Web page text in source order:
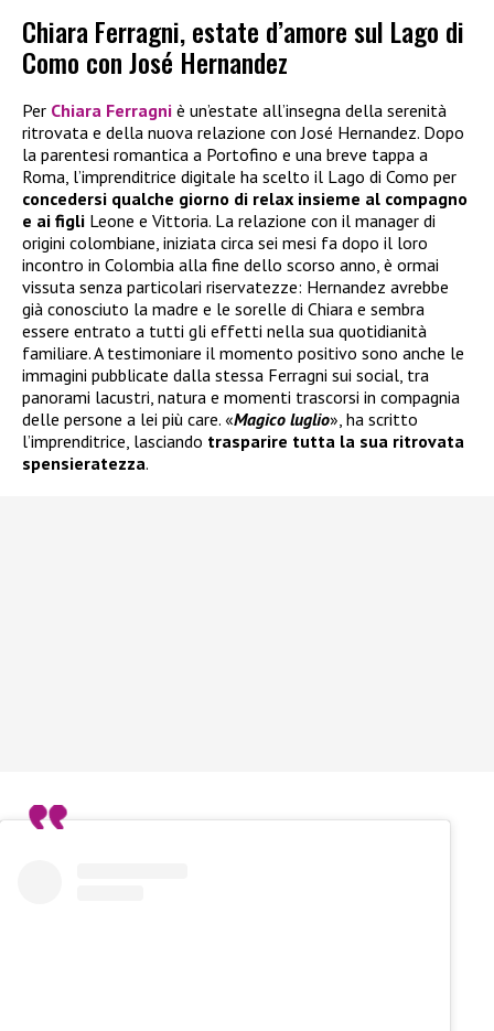
Chiara Ferragni, estate d’amore sul Lago di
Como con José Hernandez
Per Chiara Ferragni è un’estate all’insegna della serenità
ritrovata e della nuova relazione con José Hernandez. Dopo
la parentesi romantica a Portofino e una breve tappa a
Roma, l’imprenditrice digitale ha scelto il Lago di Como per
concedersi qualche giorno di relax insieme al compagno
e ai figli Leone e Vittoria. La relazione con il manager di
origini colombiane, iniziata circa sei mesi fa dopo il loro
incontro in Colombia alla fine dello scorso anno, è ormai
vissuta senza particolari riservatezze: Hernandez avrebbe
già conosciuto la madre e le sorelle di Chiara e sembra
essere entrato a tutti gli effetti nella sua quotidianità
familiare. A testimoniare il momento positivo sono anche le
immagini pubblicate dalla stessa Ferragni sui social, tra
panorami lacustri, natura e momenti trascorsi in compagnia
delle persone a lei più care. «Magico luglio», ha scritto
l’imprenditrice, lasciando trasparire tutta la sua ritrovata
spensieratezza.